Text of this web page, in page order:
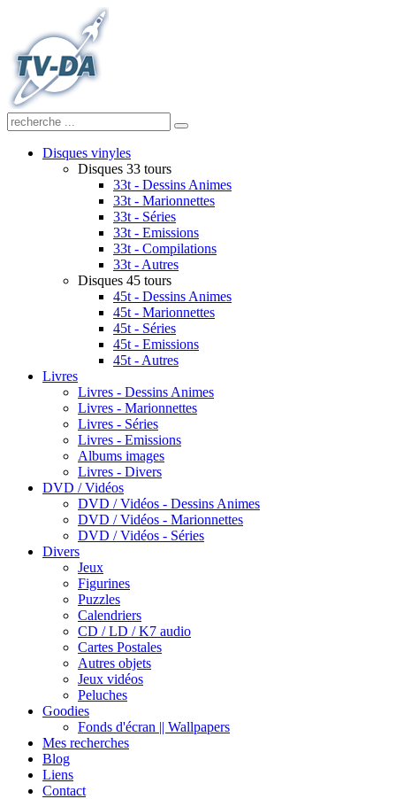
Disques vinyles
Disques 33 tours
33t - Dessins Animes
33t - Marionnettes
33t - Séries
33t - Emissions
33t - Compilations
33t - Autres
Disques 45 tours
45t - Dessins Animes
45t - Marionnettes
45t - Séries
45t - Emissions
45t - Autres
Livres
Livres - Dessins Animes
Livres - Marionnettes
Livres - Séries
Livres - Emissions
Albums images
Livres - Divers
DVD / Vidéos
DVD / Vidéos - Dessins Animes
DVD / Vidéos - Marionnettes
DVD / Vidéos - Séries
Divers
Jeux
Figurines
Puzzles
Calendriers
CD / LD / K7 audio
Cartes Postales
Autres objets
Jeux vidéos
Peluches
Goodies
Fonds d'écran || Wallpapers
Mes recherches
Blog
Liens
Contact